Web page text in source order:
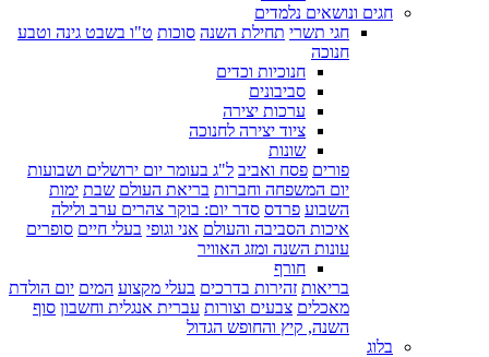
חגים ונושאים נלמדים
חגי תשרי תחילת השנה סוכות ט"ו בשבט גינה וטבע
חנוכה
חנוכיות וכדים
סביבונים
ערכות יצירה
ציוד יצירה לחנוכה
שונות
פורים פסח ואביב ל"ג בעומר יום ירושלים ושבועות
יום המשפחה וחברות בריאת העולם שבת ימות
השבוע פרדס סדר יום: בוקר צהרים ערב ולילה
איכות הסביבה והעולם אני וגופי בעלי חיים סופרים
עונות השנה ומזג האוויר
חורף
בריאות זהירות בדרכים בעלי מקצוע המים יום הולדת
מאכלים צבעים וצורות עברית אנגלית וחשבון סוף
השנה, קיץ והחופש הגדול
בלוג